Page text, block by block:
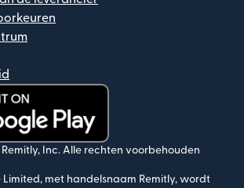
in een nieuw venster)
Remitly, Inc. Alle rechten voorbehouden
Limited, met handelsnaam Remitly, wordt